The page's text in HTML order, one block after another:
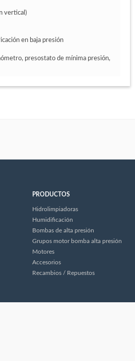
vertical)
en baja presión
presostato de mínima presión,
PRODUCTOS
Hidrolimpiadoras
Humidificación
Bombas de alta presión
Grupos motor bomba alta presión
Motores
Accesorios
Recambios / Repuestos